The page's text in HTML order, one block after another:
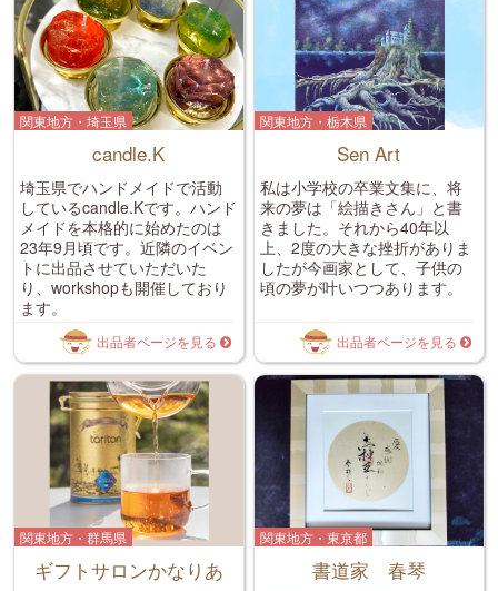
関東地方・埼玉県
candle.K
埼玉県でハンドメイドで活動
しているcandle.Kです。ハンド
メイドを本格的に始めたのは
23年9月頃です。近隣のイベン
トに出品させていただいた
り、workshopも開催しており
ます。
出品者ページを見る
関東地方・栃木県
Sen Art
私は小学校の卒業文集に、将
来の夢は「絵描きさん」と書
きました。それから40年以
上、2度の大きな挫折がありま
したが今画家として、子供の
頃の夢が叶いつつあります。
出品者ページを見る
関東地方・群馬県
ギフトサロンかなりあ
関東地方・東京都
書道家 春琴